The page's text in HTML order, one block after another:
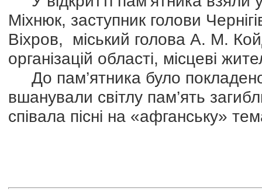
Міхнюк, заступник голови
Віхров, міський голова А. М.
організацій області, місцеві
До пам’ятника було
вшанували світлу пам’ять
співала пісні на «афганську»